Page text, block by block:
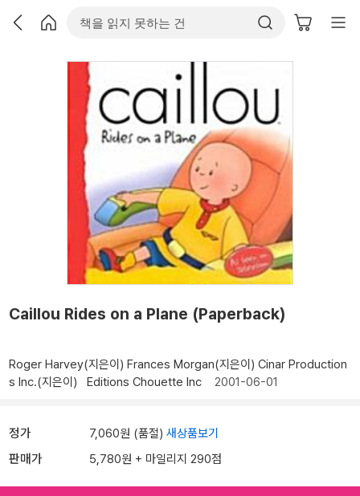
Caillou Rides on a Plane (Paperback)
Roger Harvey(지은이) Frances Morgan(지은이) Cinar Production
s Inc.(지은이)
Editions Chouette Inc 2001-06-01
정가 7,060원 (품절) 새상품보기
판매가 5,780원 + 마일리지 290점